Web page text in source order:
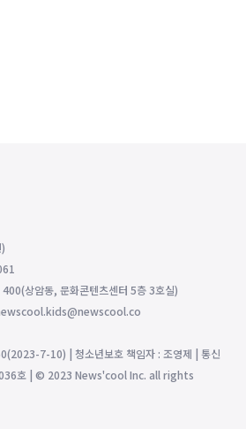
상암동, 문화콘텐츠센터 5층 3호실)
7-10) | 청소년보호 책임자 : 조영제 | 통신
호 | © 2023 News'cool Inc. all rights